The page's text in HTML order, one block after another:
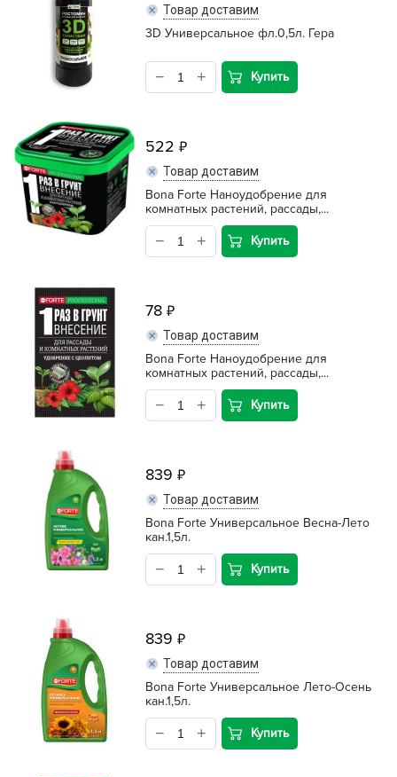
Товар доставим
3D Универсальное фл.0,5л. Гера
Купить
522
Товар доставим
Bona Forte Наноудобрение для
комнатных растений, рассады,...
Купить
78
Товар доставим
Bona Forte Наноудобрение для
комнатных растений, рассады,...
Купить
839
Товар доставим
Bona Forte Универсальное Весна-Лето
кан.1,5л.
Купить
839
Товар доставим
Bona Forte Универсальное Лето-Осень
кан.1,5л.
Купить